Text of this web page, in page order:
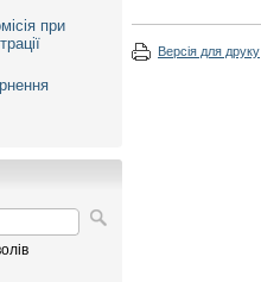
при
Версія для друку